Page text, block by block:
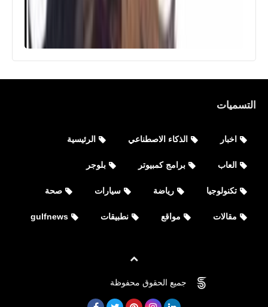
التسميات
اخبار الذكاء الاصطناعي الرئيسية
العاب برامج كمبيوتر بلوجر
تكنولوجيا رياضة سيارات صحة
مقالات مواقع نطبيقات gulfnews
جميع الحقوق محفوظة